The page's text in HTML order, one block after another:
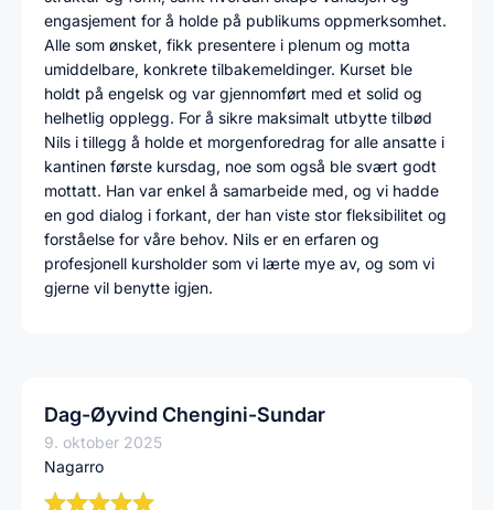
engasjement for å holde på publikums oppmerksomhet.
Alle som ønsket, fikk presentere i plenum og motta
umiddelbare, konkrete tilbakemeldinger. Kurset ble
holdt på engelsk og var gjennomført med et solid og
helhetlig opplegg. For å sikre maksimalt utbytte tilbød
Nils i tillegg å holde et morgenforedrag for alle ansatte i
kantinen første kursdag, noe som også ble svært godt
mottatt. Han var enkel å samarbeide med, og vi hadde
en god dialog i forkant, der han viste stor fleksibilitet og
forståelse for våre behov. Nils er en erfaren og
profesjonell kursholder som vi lærte mye av, og som vi
gjerne vil benytte igjen.
Dag-Øyvind Chengini-Sundar
9. oktober 2025
Nagarro